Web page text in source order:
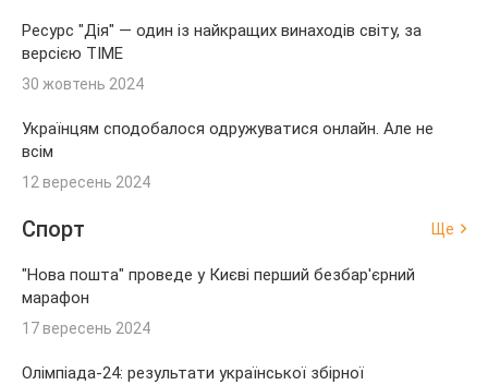
Ресурс "Дія" — один із найкращих винаходів світу, за
версією TIME
30 жовтень 2024
Українцям сподобалося одружуватися онлайн. Але не
всім
12 вересень 2024
Спорт Ще
"Нова пошта" проведе у Києві перший безбар'єрний
марафон
17 вересень 2024
Олімпіада-24: результати української збірної